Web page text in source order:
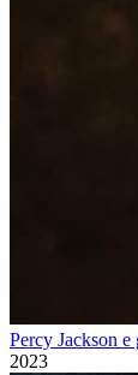
Percy Jackson
2023